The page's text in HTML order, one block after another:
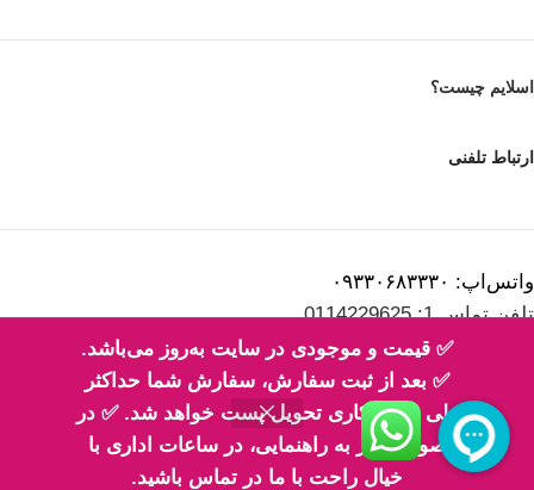
✅ قیمت و موجودی در سایت به‌روز می‌باشد.
✅ بعد از ثبت سفارش، سفارش شما حداکثر
طی 2 روز کاری تحویل پست خواهد شد. ✅ در
صورت نیاز به راهنمایی، در ساعات اداری با
خیال راحت با ما در تماس باشید.
اسلایم چیست؟
ارتباط تلفنی
واتس‌اپ: ۰۹۳۳۰۶۸۳۳۳۰
تلفن تماس 1: 0114229625
تلفن تماس 2: ۰۹۳۳۰۶۸۳۳۳۰